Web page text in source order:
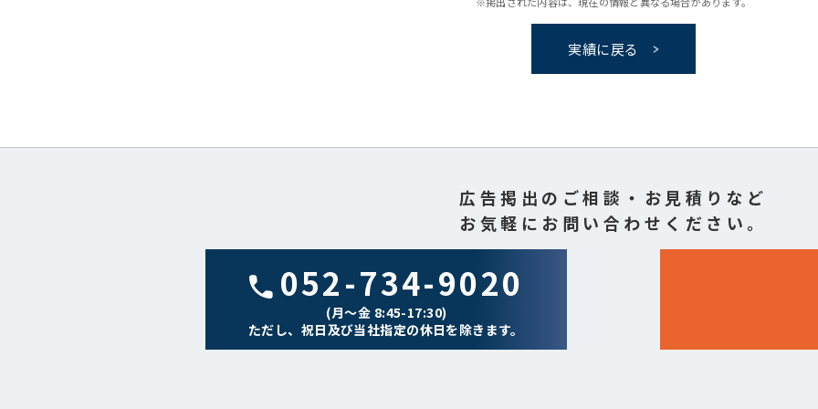
実績に戻る
広告掲出のご相談・お見積りなど
お気軽にお問い合わせください。
052-734-9020
(月〜金 8:45-17:30)
ただし、祝日及び当社指定の休日を除きます。